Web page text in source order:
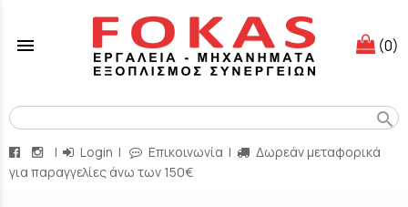
menu (0)
search
| Login | Επικοινωνία |
Δωρεάν μεταφορικά
για παραγγελίες άνω των 150€